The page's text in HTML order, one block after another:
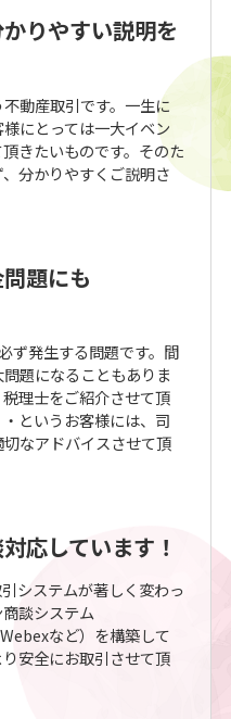
りやすい説明を
動産取引です。一生に
にとっては一大イベン
きたいものです。そのた
分かりやすくご説明さ
題にも
ず発生する問題です。間
題になることもありま
理士をご紹介させて頂
というお客様には、司
なアドバイスさせて頂
応しています！
システムが著しく変わっ
談システム
など）を構築して
安全にお取引させて頂